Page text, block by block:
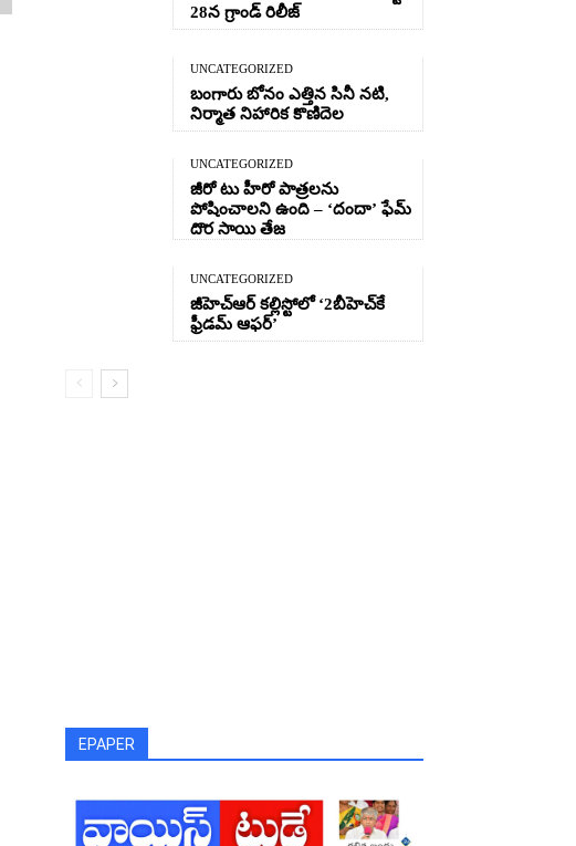
28న గ్రాండ్ రిలీజ్
UNCATEGORIZED
బంగారు బోనం ఎత్తిన సినీ నటి,
నిర్మాత నిహారిక కొణిదెల
UNCATEGORIZED
జీరో టు హీరో పాత్రలను
పోషించాలని ఉంది – ‘దందా’ ఫేమ్
దొర సాయి తేజ
UNCATEGORIZED
జీహెచ్ఆర్‌ కల్లిస్టోలో ‘2బీహెచ్‌కే
ఫ్రీడమ్ ఆఫర్’
EPAPER